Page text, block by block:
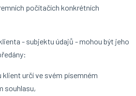
počítačích konkrétních
- subjektu údajů - mohou být jeho
určí ve svém písemném
souhlasu,